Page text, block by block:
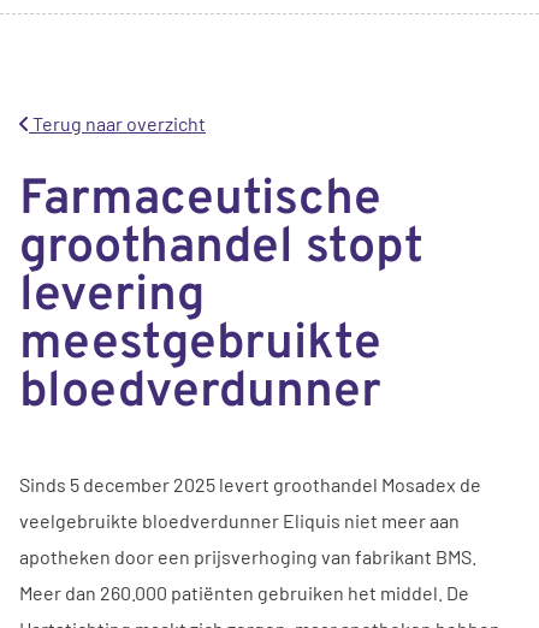
Terug naar overzicht
Farmaceutische
groothandel stopt
levering
meestgebruikte
bloedverdunner
Sinds 5 december 2025 levert groothandel Mosadex de
veelgebruikte bloedverdunner Eliquis niet meer aan
apotheken door een prijsverhoging van fabrikant BMS.
Meer dan 260.000 patiënten gebruiken het middel. De